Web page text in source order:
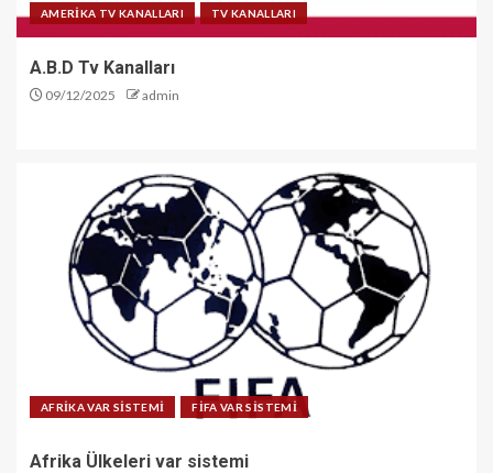
AMERİKA TV KANALLARI TV KANALLARI
A.B.D Tv Kanalları
09/12/2025 admin
AFRİKA VAR SİSTEMİ FİFA VAR SİSTEMİ
Afrika Ülkeleri var sistemi